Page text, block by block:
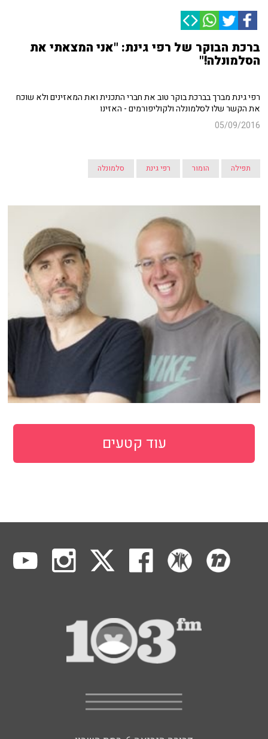
ברכת הבוקר של רפי גינת: "אני המצאתי את
הסלמונלה!"
רפי גינת מברך בברכת בוקר טוב את חברי התכנית ואת המאזינים ולא שוכח
את הקשר שלו לסלמונלה ולקוליפורמים - האזינו
05/09/2016
תפילה הומור רפי גינת סלמונלה
עוד קטעים